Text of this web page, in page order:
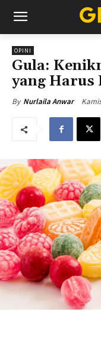
OPINI
Gula:
yang Harus
By Nurlaila Anwar